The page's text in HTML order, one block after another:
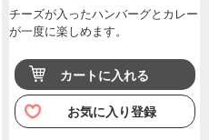
チーズが入ったハンバーグとカレー
が一度に楽しめます。
カートに入れる
お気に入り登録